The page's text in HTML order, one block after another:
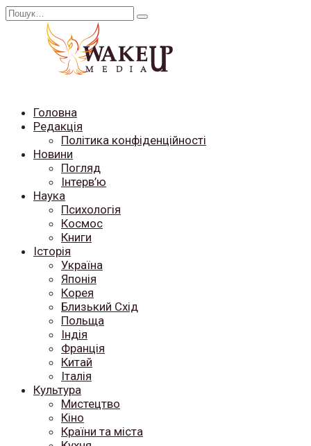
Перейти
Search
Головна
Редакція
Політика конфіденційності
Новини
Погляд
Інтерв’ю
Наука
Психологія
Космос
Книги
Історія
Україна
Японія
Корея
Близький Схід
Польща
Індія
Франція
Китай
Італія
Культура
Мистецтво
Кіно
Країни та міста